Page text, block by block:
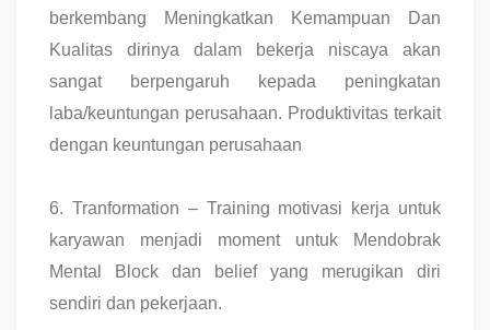
berkembang Meningkatkan Kemampuan Dan
Kualitas dirinya dalam bekerja niscaya akan
sangat berpengaruh kepada peningkatan
laba/keuntungan perusahaan. Produktivitas terkait
dengan keuntungan perusahaan
6. Tranformation – Training motivasi kerja untuk
karyawan menjadi moment untuk Mendobrak
Mental Block dan belief yang merugikan diri
sendiri dan pekerjaan.